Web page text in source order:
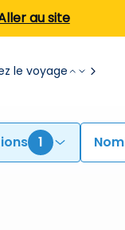
au site
le voyage
1